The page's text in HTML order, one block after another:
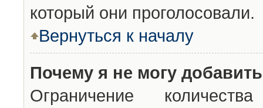
который они проголосовали.
Вернуться к началу
Почему я не могу
Ограничение